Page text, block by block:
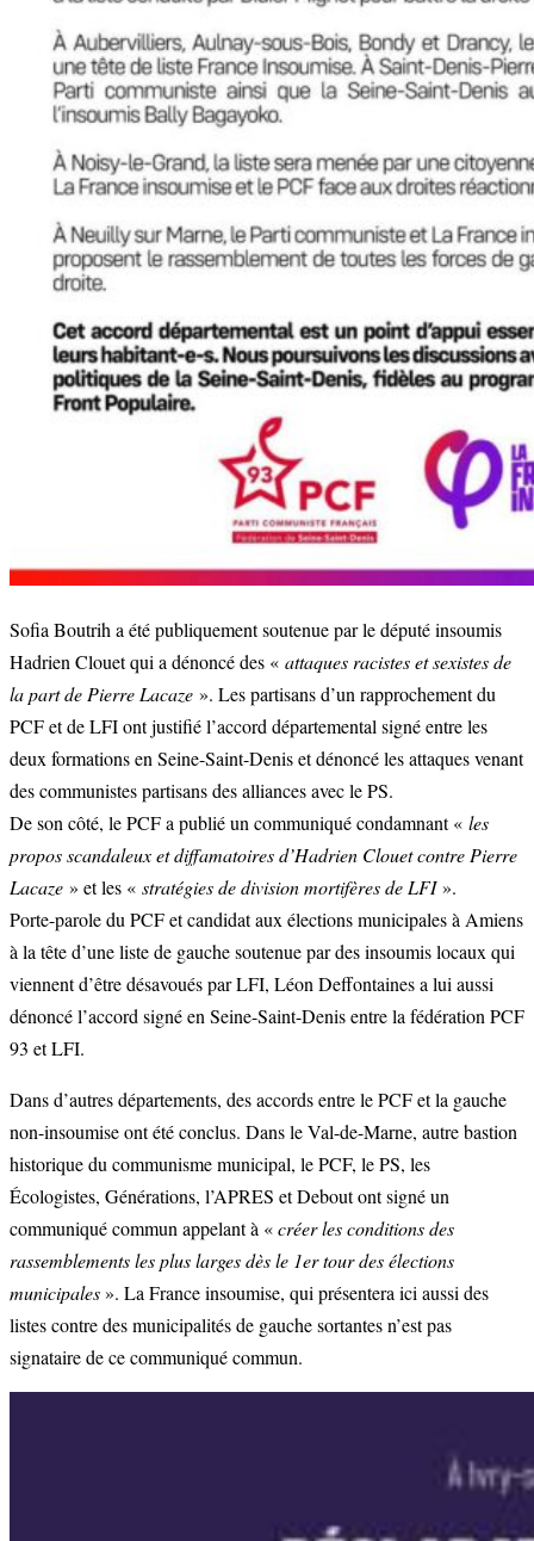
Sofia Boutrih a été publiquement soutenue par le député insoumis
Hadrien Clouet qui a dénoncé des « attaques racistes et sexistes de
la part de Pierre Lacaze ». Les partisans d’un rapprochement du
PCF et de LFI ont justifié l’accord départemental signé entre les
deux formations en Seine-Saint-Denis et dénoncé les attaques venant
des communistes partisans des alliances avec le PS.
De son côté, le PCF a publié un communiqué condamnant « les
propos scandaleux et diffamatoires d’Hadrien Clouet contre Pierre
Lacaze » et les « stratégies de division mortifères de LFI».
Porte-parole du PCF et candidat aux élections municipales à Amiens
à la tête d’une liste de gauche soutenue par des insoumis locaux qui
viennent d’être désavoués par LFI, Léon Deffontaines a lui aussi
dénoncé l’accord signé en Seine-Saint-Denis entre la fédération PCF
93 et LFI.
Dans d’autres départements, des accords entre le PCF et la gauche
non-insoumise ont été conclus. Dans le Val-de-Marne, autre bastion
historique du communisme municipal, le PCF, le PS, les
Écologistes, Générations, l’APRES et Debout ont signé un
communiqué commun appelant à «créer les conditions des
rassemblements les plus larges dès le 1er tour des élections
municipales». La France insoumise, qui présentera ici aussi des
listes contre des municipalités de gauche sortantes n’est pas
signataire de ce communiqué commun.